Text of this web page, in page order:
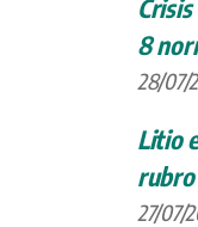
8
28/07/
Litio
rubro
27/07/